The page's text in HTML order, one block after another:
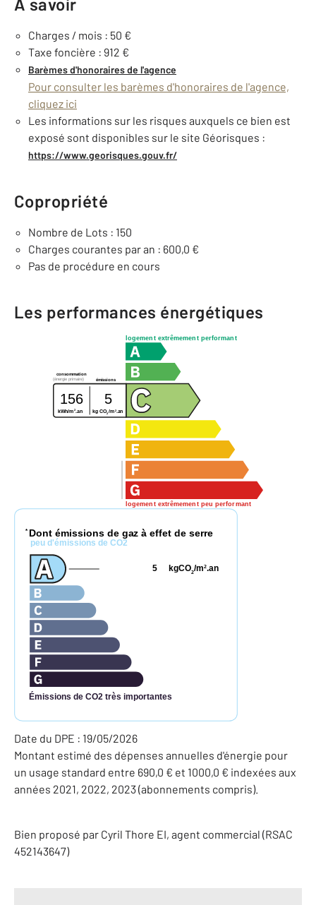
Charges / mois : 50 €
Taxe foncière : 912 €
Barèmes d'honoraires de l'agence
Pour consulter les barèmes d'honoraires de l'agence,
cliquez ici
Les informations sur les risques auxquels ce bien est
exposé sont disponibles sur le site Géorisques :
https://www.georisques.gouv.fr/
Copropriété
Nombre de Lots : 150
Charges courantes par an : 600,0 €
Pas de procédure en cours
Les performances énergétiques
logement extrêmement performant
logement extrêmement peu performant
consommation
émissions
(énergie primaire)
156 5
kWh/m 2 .an kg CO2/m2.an
* Dont émissions de gaz à effet de serre
peu d'émissions de CO2
Émissions de CO2 très importantes
kgCO2/m2.an
5
Date du DPE : 19/05/2026
Montant estimé des dépenses annuelles d'énergie pour
un usage standard entre 690,0 € et 1000,0 € indexées aux
années 2021, 2022, 2023 (abonnements compris).
Bien proposé par Cyril Thore EI, agent commercial (RSAC
452143647)